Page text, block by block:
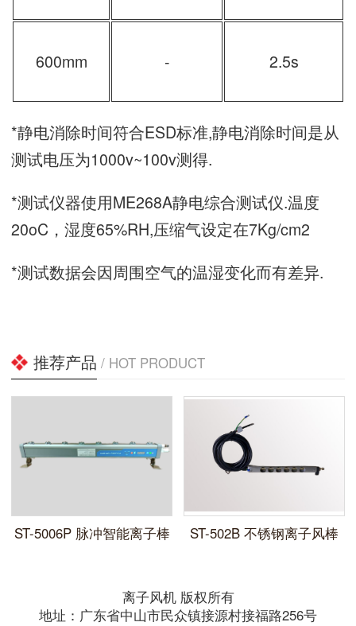
600mm - 2.5s
*静电消除时间符合ESD标准,静电消除时间是从
测试电压为1000v~100v测得.
*测试仪器使用ME268A静电综合测试仪.温度
20oC，湿度65%RH,压缩气设定在7Kg/cm2
*测试数据会因周围空气的温湿变化而有差异.
推荐产品 / HOT PRODUCT
ST-5006P 脉冲智能离子棒 ST-502B 不锈钢离子风棒
离子风机 版权所有
地址：广东省中山市民众镇接源村接福路256号